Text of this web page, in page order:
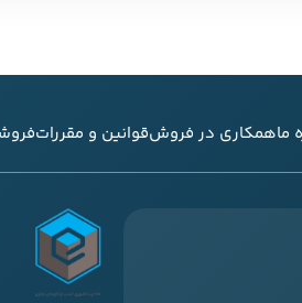
ماهمکاری در فروشقوانین و مقررات